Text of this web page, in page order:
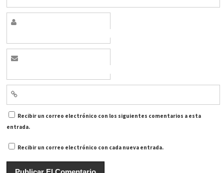
Recibir un correo electrónico con los siguientes comentarios a esta
entrada.
Recibir un correo electrónico con cada nueva entrada.